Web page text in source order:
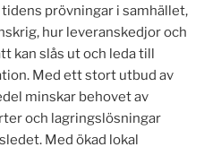
prövningar i samhället,
hur leveranskedjor och
kan slås ut och leda till
Med ett stort utbud av
minskar behovet av
och lagringslösningar
Med ökad lokal